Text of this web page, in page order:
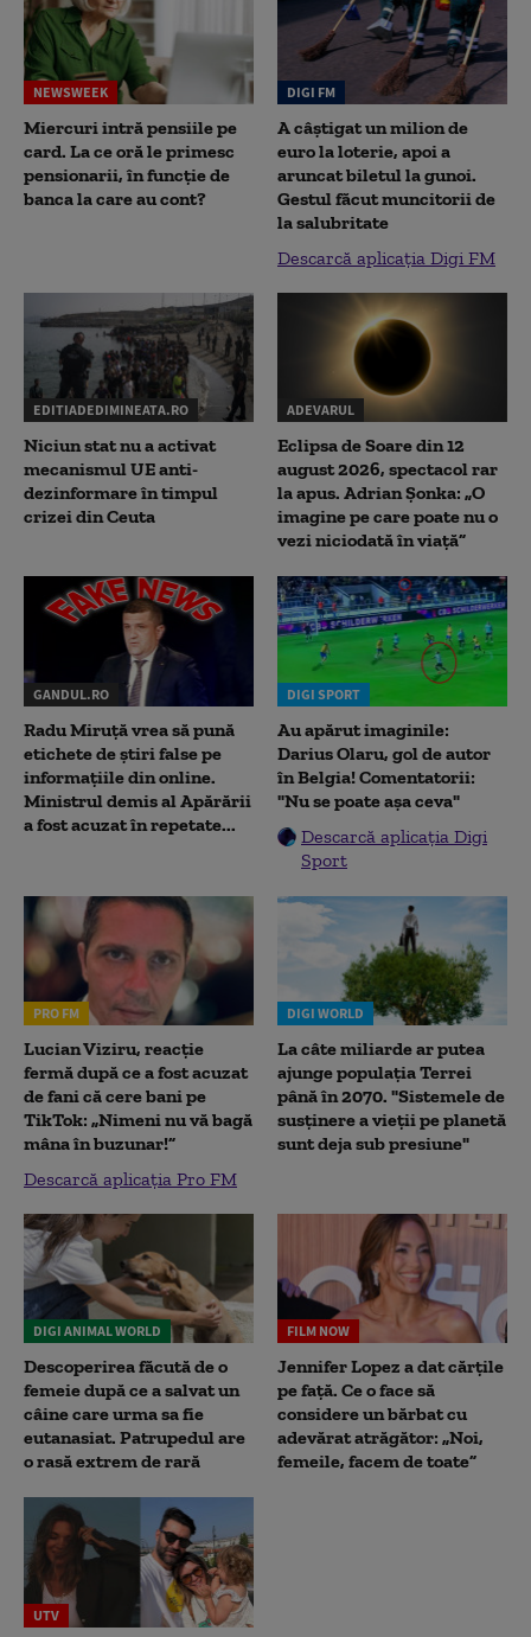
NEWSWEEK
Miercuri intră pensiile pe
card. La ce oră le primesc
pensionarii, în funcție de
banca la care au cont?
DIGI FM
A câștigat un milion de
euro la loterie, apoi a
aruncat biletul la gunoi.
Gestul făcut muncitorii de
la salubritate
Descarcă aplicația Digi FM
EDITIADEDIMINEATA.RO
Niciun stat nu a activat
mecanismul UE anti-
dezinformare în timpul
crizei din Ceuta
ADEVARUL
Eclipsa de Soare din 12
august 2026, spectacol rar
la apus. Adrian Șonka: „O
imagine pe care poate nu o
vezi niciodată în viață”
GANDUL.RO
Radu Miruţă vrea să pună
etichete de știri false pe
informațiile din online.
Ministrul demis al Apărării
a fost acuzat în repetate...
DIGI SPORT
Au apărut imaginile:
Darius Olaru, gol de autor
în Belgia! Comentatorii:
"Nu se poate așa ceva"
Descarcă aplicația Digi
Sport
PRO FM
Lucian Viziru, reacție
fermă după ce a fost acuzat
de fani că cere bani pe
TikTok: „Nimeni nu vă bagă
mâna în buzunar!”
Descarcă aplicația Pro FM
DIGI WORLD
La câte miliarde ar putea
ajunge populația Terrei
până în 2070. "Sistemele de
susținere a vieții pe planetă
sunt deja sub presiune"
DIGI ANIMAL WORLD
Descoperirea făcută de o
femeie după ce a salvat un
câine care urma sa fie
eutanasiat. Patrupedul are
o rasă extrem de rară
FILM NOW
Jennifer Lopez a dat cărțile
pe față. Ce o face să
considere un bărbat cu
adevărat atrăgător: „Noi,
femeile, facem de toate”
UTV